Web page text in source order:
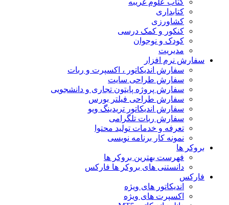
کتابداری
کشاورزی
کنکور و کمک‌ درسی
کودک و نوجوان
مدیریت
سفارش نرم افزار
سفارش اندیکاتور ، اکسپرت و ربات
سفارش طراحی سایت
سفارش پروژه پایتون تجاری و دانشجویی
سفارش طراحی فیلتر بورس
سفارش اندیکاتور تریدینگ ویو
سفارش ربات تلگرامی
تعرفه و خدمات تولید محتوا
نمونه کار برنامه نویسی
بروکر ها
فهرست بهترین بروکر ها
دانستنی های بروکر ها فارکس
فارکس
اندیکاتور های ویژه
اکسپرت های ویژه